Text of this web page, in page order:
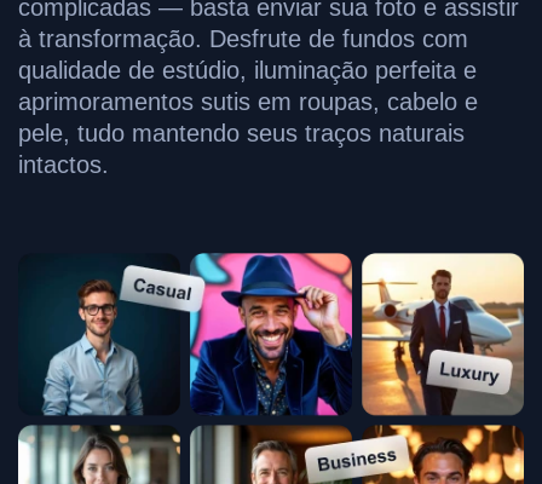
complicadas — basta enviar sua foto e assistir
à transformação. Desfrute de fundos com
qualidade de estúdio, iluminação perfeita e
aprimoramentos sutis em roupas, cabelo e
pele, tudo mantendo seus traços naturais
intactos.